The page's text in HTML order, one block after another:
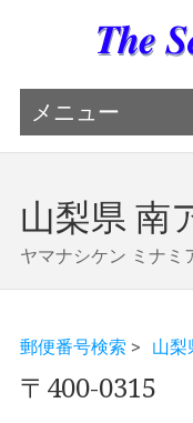
メニュー
山梨県 南
ヤマナシケン ミナミ
郵便番号検索 > 山梨
〒400-0315